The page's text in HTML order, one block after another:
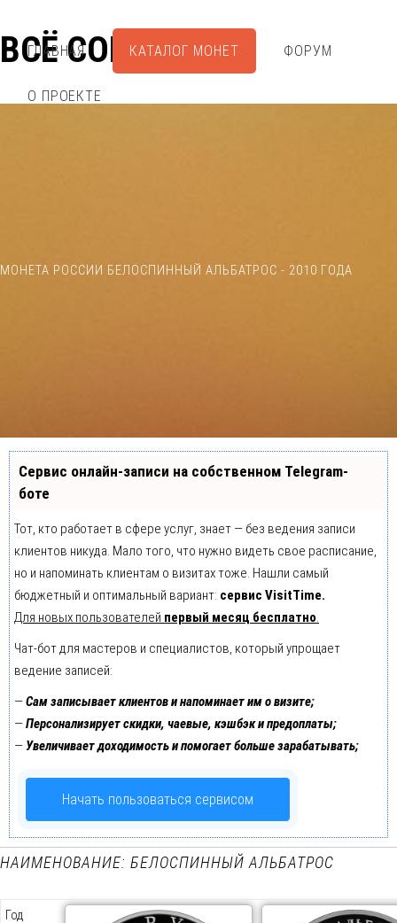
ВСЁ СОБРАЛ
ГЛАВНАЯ КАТАЛОГ МОНЕТ ФОРУМ
О ПРОЕКТЕ
МОНЕТА РОССИИ БЕЛОСПИННЫЙ АЛЬБАТРОС - 2010 ГОДА
Сервис онлайн-записи на собственном Telegram-
боте
Тот, кто работает в сфере услуг, знает — без ведения записи
клиентов никуда. Мало того, что нужно видеть свое расписание,
но и напоминать клиентам о визитах тоже. Нашли самый
бюджетный и оптимальный вариант: сервис VisitTime.
Для новых пользователей первый месяц бесплатно.
Чат-бот для мастеров и специалистов, который упрощает
ведение записей:
—Сам записывает клиентов и напоминает им о визите;
—Персонализирует скидки, чаевые, кэшбэк и предоплаты;
— Увеличивает доходимость и помогает больше зарабатывать;
Начать пользоваться сервисом
НАИМЕНОВАНИЕ: БЕЛОСПИННЫЙ АЛЬБАТРОС
Год